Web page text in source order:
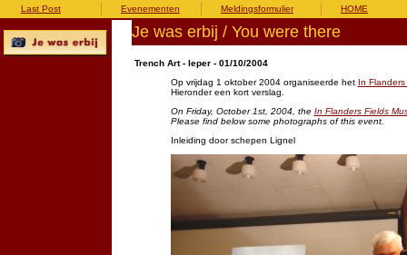
Last Post Evenementen Meldingsformulier HOME
Je was erbij / You were there
Trench Art - Ieper - 01/10/2004
Op vrijdag 1 oktober 2004 organiseerde het In
Hieronder een kort verslag.
On Friday, October 1st, 2004, the In Flanders Fields
Please find below some photographs of this event.
Inleiding door schepen Lignel